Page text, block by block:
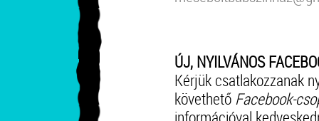
ÚJ, NYILVÁNOS
Kérjük csatlakozzanak
követhető Facebook-